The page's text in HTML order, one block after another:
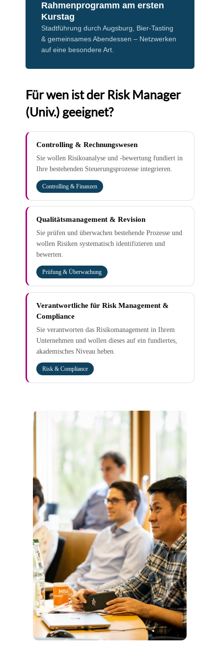
Rahmenprogramm am ersten
Kurstag
Stadtführung durch Augsburg, Bier-Tasting
& gemeinsames Abendessen – Netzwerken
auf eine besondere Art.
Für wen ist der Risk Manager
(Univ.) geeignet?
Controlling & Rechnungswesen
Sie wollen Risikoanalyse und -bewertung fundiert in
Ihre bestehenden Steuerungsprozesse integrieren.
Controlling & Finanzen
Qualitätsmanagement & Revision
Sie prüfen und überwachen bestehende Prozesse und
wollen Risiken systematisch identifizieren und
bewerten.
Prüfung & Überwachung
Verantwortliche für Risk Management &
Compliance
Sie verantworten das Risikomanagement in Ihrem
Unternehmen und wollen dieses auf ein fundiertes,
akademisches Niveau heben.
Risk & Compliance